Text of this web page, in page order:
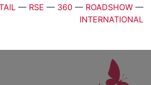
— RSE — 360 — ROADSHOW —
INTERNATIONAL